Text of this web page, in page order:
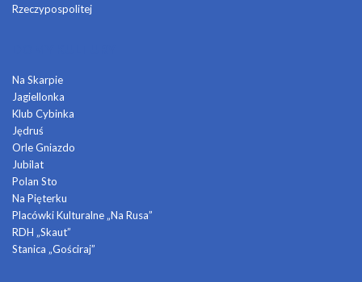
Rzeczypospolitej
Na Skarpie
Jagiellonka
Klub Cybinka
Jędruś
Orle Gniazdo
Jubilat
Polan Sto
Na Pięterku
Placówki Kulturalne „Na Rusa”
RDH „Skaut”
Stanica „Gościraj”